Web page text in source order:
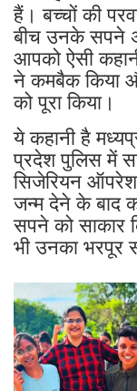
हैं। बच्चों की
बीच उनके सपने
आपको ऐसी
ने कमबैक किया
को पूरा किया।
ये कहानी है
प्रदेश पुलिस में
सिजेरियन
जन्म देने के बाद
सपने को साकार
भी उनका भरपूर